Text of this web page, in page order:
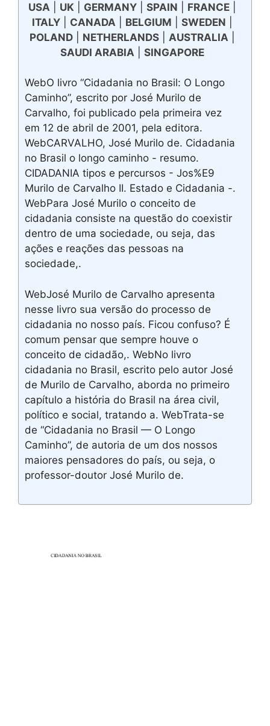
USA UK GERMANY| SPAIN FRANCE|
ITALY| CANADA BELGIUM SWEDEN
POLAND| NETHERLANDS| AUSTRALIA
SAUDI ARABIA
SINGAPORE
WebO livro “Cidadania no Brasil: O Longo
Caminho”, escrito por José Murilo de
Carvalho, foi publicado pela primeira vez
em 12 de abril de 2001, pela editora.
WebCARVALHO, José Murilo de. Cidadania
no Brasil o longo caminho - resumo.
CIDADANIA tipos e percursos - Jos%E9
Murilo de Carvalho II. Estado e Cidadania -.
WebPara José Murilo o conceito de
cidadania consiste na questão do coexistir
dentro de uma sociedade, ou seja, das
ações e reações das pessoas na
sociedade,.
WebJosé Murilo de Carvalho apresenta
nesse livro sua versão do processo de
cidadania no nosso país. Ficou confuso? É
comum pensar que sempre houve o
conceito de cidadão,. WebNo livro
cidadania no Brasil, escrito pelo autor José
de Murilo de Carvalho, aborda no primeiro
capítulo a história do Brasil na área civil,
político e social, tratando a. WebTrata-se
de “Cidadania no Brasil — O Longo
Caminho”, de autoria de um dos nossos
maiores pensadores do país, ou seja, o
professor-doutor José Murilo de.